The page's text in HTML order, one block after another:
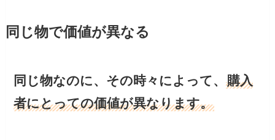
同じ物で価値が異なる
同じ物なのに、その時々によって、購入
者にとっての価値が異なります。